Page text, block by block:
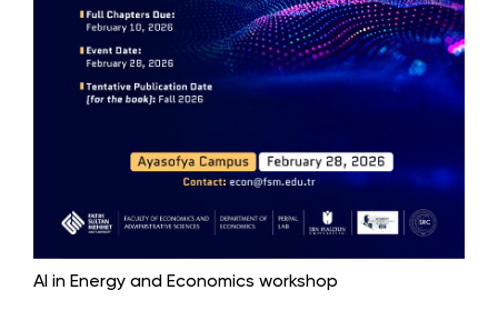
AI in Energy and Economics workshop